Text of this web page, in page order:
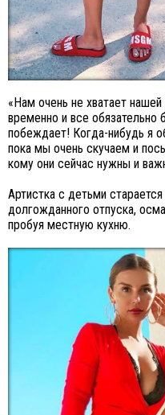
«Нам очень не хватает
временно и все
побеждает! Когда-нибудь я
пока мы очень скучаем и
кому они сейчас нужны и
Артистка с детьми
долгожданного отпуска,
пробуя местную кухню.